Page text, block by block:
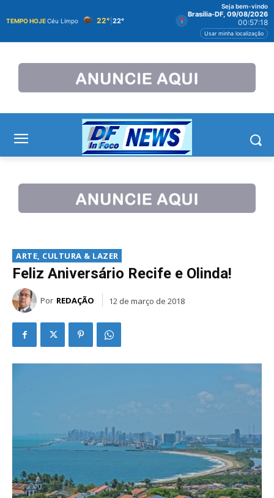
TEMPO HOJECéu Limpo 22° 22°
Seja bem-vindo
Brasília-DF, 09/08/2026
00:57:19
Usar minha localização
ARTE, CULTURA & LAZER
Feliz Aniversário Recife e Olinda!
Por REDAÇÃO 12 de março de 2018